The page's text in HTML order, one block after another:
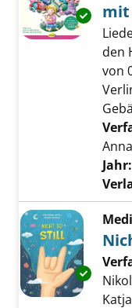
mit
den
von
Jahr:
Katja